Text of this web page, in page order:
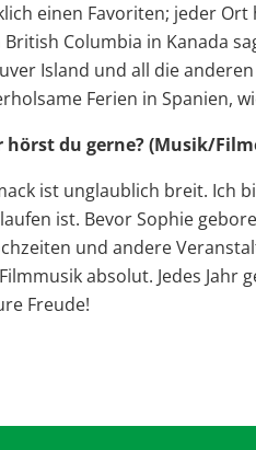
einen Favoriten; jeder
Columbia in Kanada
Island und all die
Ferien in Spanien,
hörst du gerne? (Musik/
ist unglaublich breit. Ich
ist. Bevor Sophie
und andere
absolut. Jedes
Freude!